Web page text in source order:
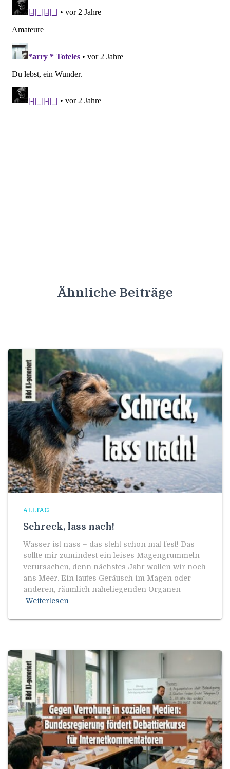
Ähnliche Beiträge
ALLTAG
Schreck, lass nach!
Wasser ist nass – das steht schon mal fest! Das
sollte mir zumindest ein leises Magengrummeln
verursachen, denn nächstes Jahr wollen wir noch
ans Meer. Ein lautes Geräusch im Magen oder
anderen, räumlich naheliegenden Organen
Weiterlesen